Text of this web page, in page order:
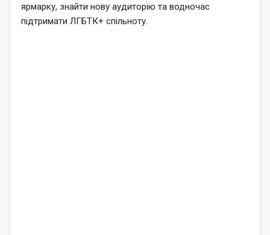
ярмарку, знайти нову аудиторію та водночас
підтримати ЛГБТК+ спільноту.